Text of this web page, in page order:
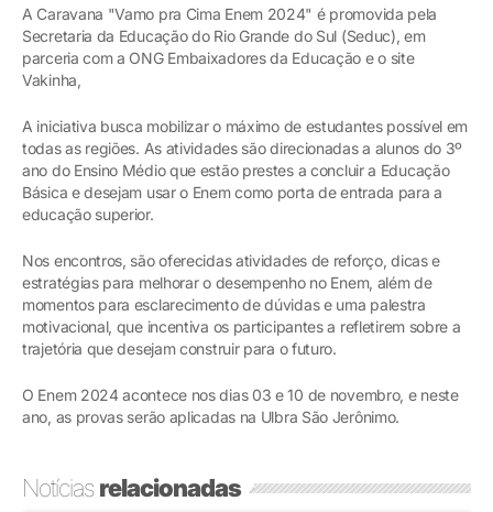
A Caravana "Vamo pra Cima Enem 2024" é promovida pela
Secretaria da Educação do Rio Grande do Sul (Seduc), em
parceria com a ONG Embaixadores da Educação e o site
Vakinha,
A iniciativa busca mobilizar o máximo de estudantes possível em
todas as regiões. As atividades são direcionadas a alunos do 3º
ano do Ensino Médio que estão prestes a concluir a Educação
Básica e desejam usar o Enem como porta de entrada para a
educação superior.
Nos encontros, são oferecidas atividades de reforço, dicas e
estratégias para melhorar o desempenho no Enem, além de
momentos para esclarecimento de dúvidas e uma palestra
motivacional, que incentiva os participantes a refletirem sobre a
trajetória que desejam construir para o futuro.
O Enem 2024 acontece nos dias 03 e 10 de novembro, e neste
ano, as provas serão aplicadas na Ulbra São Jerônimo.
Notíciasrelacionadas